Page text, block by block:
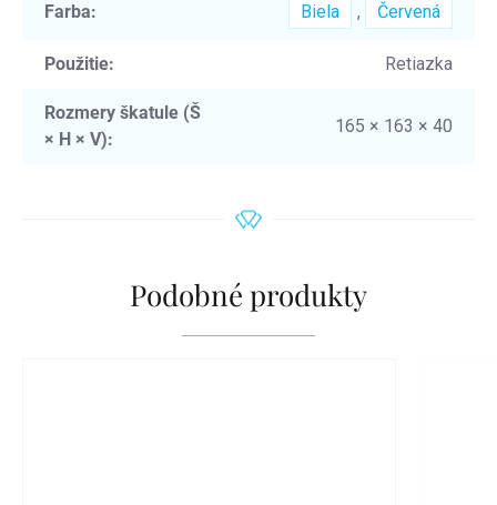
Farba: Biela , Červená
Použitie: Retiazka
Rozmery škatule (Š
× H × V):
165 × 163 × 40
Podobné produkty